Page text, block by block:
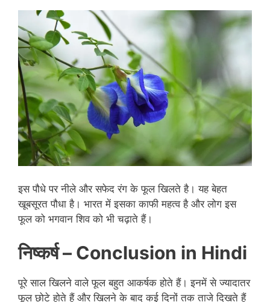
इस पौधे पर नीले और सफेद रंग के फूल खिलते है। यह बेहत
खूबसूरत पौधा है। भारत में इसका काफी महत्व है और लोग इस
फूल को भगवान शिव को भी चढ़ाते हैं।
निष्कर्ष– Conclusion in Hindi
पूरे साल खिलने वाले फूल बहुत आकर्षक होते हैं। इनमें से ज्यादातर
फूल छोटे होते हैं और खिलने के बाद कई दिनों तक ताजे दिखते हैं